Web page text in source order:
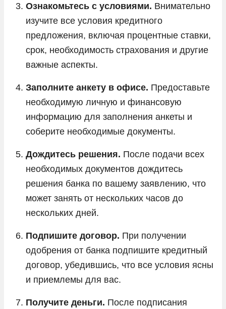
Ознакомьтесь с условиями. Внимательно
изучите все условия кредитного
предложения, включая процентные ставки,
срок, необходимость страхования и другие
важные аспекты.
Заполните анкету в офисе. Предоставьте
необходимую личную и финансовую
информацию для заполнения анкеты и
соберите необходимые документы.
Дождитесь решения. После подачи всех
необходимых документов дождитесь
решения банка по вашему заявлению, что
может занять от нескольких часов до
нескольких дней.
Подпишите договор. При получении
одобрения от банка подпишите кредитный
договор, убедившись, что все условия ясны
и приемлемы для вас.
Получите деньги. После подписания